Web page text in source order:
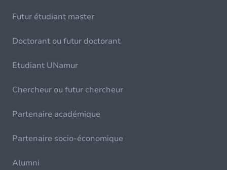
Futur étudiant master
Doctorant ou futur doctorant
Etudiant UNamur
Chercheur ou futur chercheur
Partenaire académique
Partenaire socio-économique
Alumni